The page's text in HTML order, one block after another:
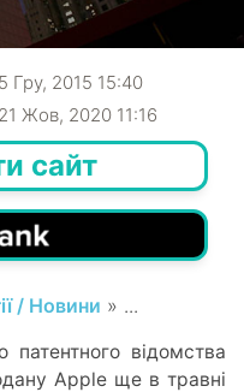
Гру, 2015 15:40
Жов, 2020 11:16
сайт
/ Новини » ...
патентного відомства
Apple ще в травні